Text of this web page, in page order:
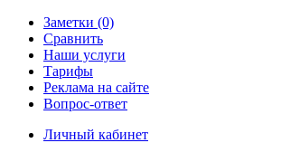
Заметки (0)
Сравнить
Наши услуги
Тарифы
Реклама на сайте
Вопрос-ответ
Личный кабинет